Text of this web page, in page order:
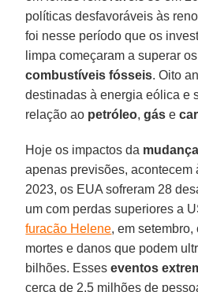
políticas desfavoráveis às
foi nesse período que os
limpa começaram a superar
combustíveis fósseis. Oito
destinadas à energia eólica e
relação ao petróleo,gás e
Hoje os impactos da
apenas previsões, acontecem
2023, os EUA sofreram 28
um com perdas superiores a
furacão Helene, em
mortes e danos que podem
bilhões. Esseseventos
cerca de 2,5 milhões de